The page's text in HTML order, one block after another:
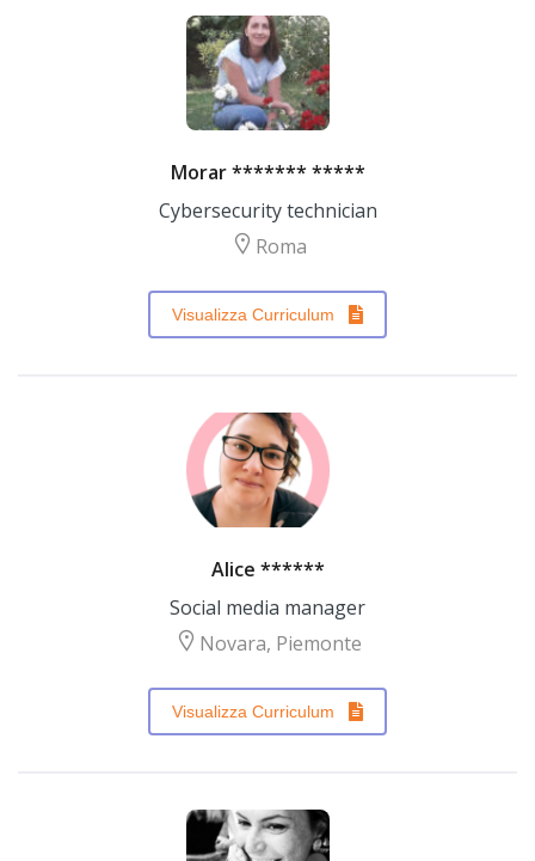
Morar ******* *****
Cybersecurity technician
Roma
Visualizza Curriculum
Alice ******
Social media manager
Novara, Piemonte
Visualizza Curriculum